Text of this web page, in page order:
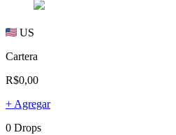
US
Cartera
R$0,00
+ Agregar
0 Drops